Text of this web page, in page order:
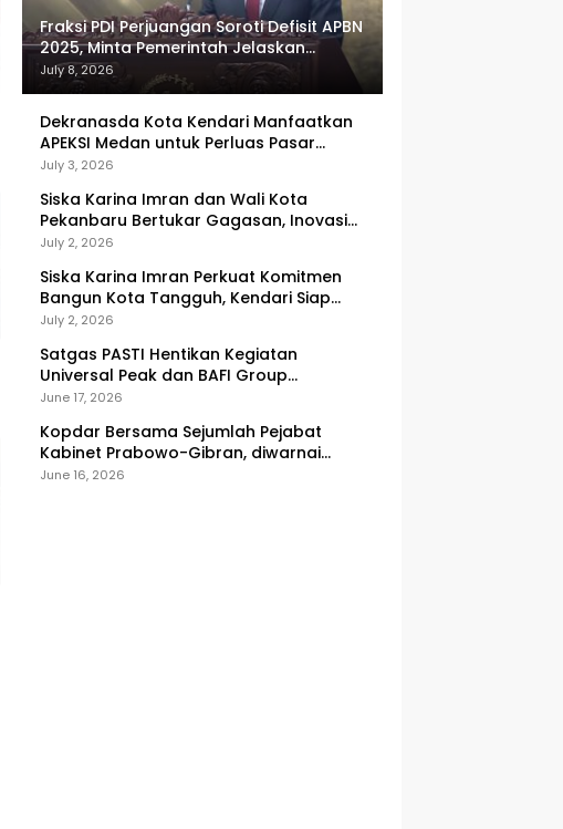
Fraksi PDI Perjuangan Soroti Defisit APBN
2025, Minta Pemerintah Jelaskan
Sejumlah Target yang Tak Tercapai
July 8, 2026
Dekranasda Kota Kendari Manfaatkan
APEKSI Medan untuk Perluas Pasar
UMKM, Tenun Lokal Jadi Primadona
July 3, 2026
Siska Karina Imran dan Wali Kota
Pekanbaru Bertukar Gagasan, Inovasi
Peningkatan PAD Jadi Fokus Diskusi
July 2, 2026
Siska Karina Imran Perkuat Komitmen
Bangun Kota Tangguh, Kendari Siap
Hadapi Tantangan Pangan dan
July 2, 2026
Satgas PASTI Hentikan Kegiatan
Universal Peak dan BAFI Group
Indonesia
June 17, 2026
Kopdar Bersama Sejumlah Pejabat
Kabinet Prabowo-Gibran, diwarnai
Kericuhan
June 16, 2026